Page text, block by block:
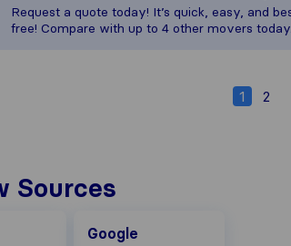
Request a quote today! It’s quick, easy, and
free! Compare with up to 4 other movers today.
1 2
Sources
Google